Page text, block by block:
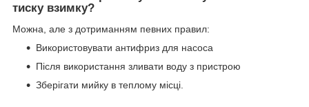
тиску взимку?
Можна, але з дотриманням певних правил:
Використовувати антифриз для насоса
Після використання зливати воду з пристрою
Зберігати мийку в теплому місці.